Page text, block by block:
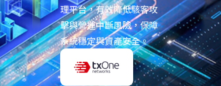
理平台，有效降低駭客攻
擊與營運中斷風險，保障
系統穩定與資產安全。